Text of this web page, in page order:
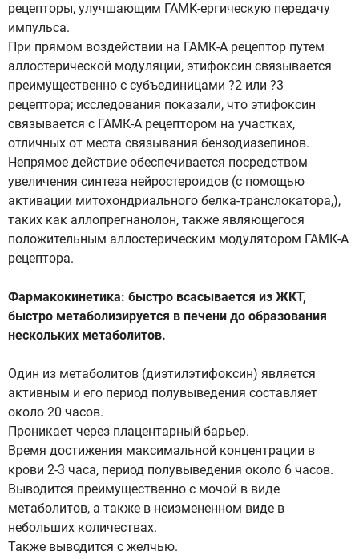
рецепторы, улучшающим ГАМК-ергическую передачу
импульса.
При прямом воздействии на ГАМК-А рецептор путем
аллостерической модуляции, этифоксин связывается
преимущественно с субъединицами ?2 или ?3
рецептора; исследования показали, что этифоксин
связывается с ГАМК-А рецептором на участках,
отличных от места связывания бензодиазепинов.
Непрямое действие обеспечивается посредством
увеличения синтеза нейростероидов (с помощью
активации митохондриального белка-транслокатора,),
таких как аллопрегнанолон, также являющегося
положительным аллостерическим модулятором ГАМК-А
рецептора.
Фармакокинетика: быстро всасывается из ЖКТ,
быстро метаболизируется в печени до образования
нескольких метаболитов.
Один из метаболитов (диэтилэтифоксин) является
активным и его период полувыведения составляет
около 20 часов.
Проникает через плацентарный барьер.
Время достижения максимальной концентрации в
крови 2-3 часа, период полувыведения около 6 часов.
Выводится преимущественно с мочой в виде
метаболитов, а также в неизмененном виде в
небольших количествах.
Также выводится с желчью.